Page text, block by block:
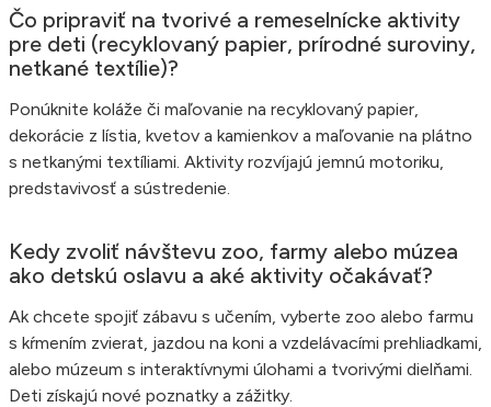
Čo pripraviť na tvorivé a remeselnícke aktivity
pre deti (recyklovaný papier, prírodné suroviny,
netkané textílie)?
Ponúknite koláže či maľovanie na recyklovaný papier,
dekorácie z lístia, kvetov a kamienkov a maľovanie na plátno
s netkanými textíliami. Aktivity rozvíjajú jemnú motoriku,
predstavivosť a sústredenie.
Kedy zvoliť návštevu zoo, farmy alebo múzea
ako detskú oslavu a aké aktivity očakávať?
Ak chcete spojiť zábavu s učením, vyberte zoo alebo farmu
s kŕmením zvierat, jazdou na koni a vzdelávacími prehliadkami,
alebo múzeum s interaktívnymi úlohami a tvorivými dielňami.
Deti získajú nové poznatky a zážitky.